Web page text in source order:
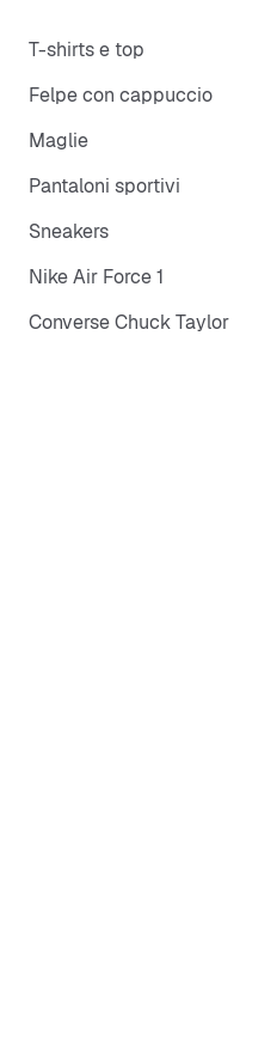
T-shirts e top
Felpe con cappuccio
Maglie
Pantaloni sportivi
Sneakers
Nike Air Force 1
Converse Chuck Taylor